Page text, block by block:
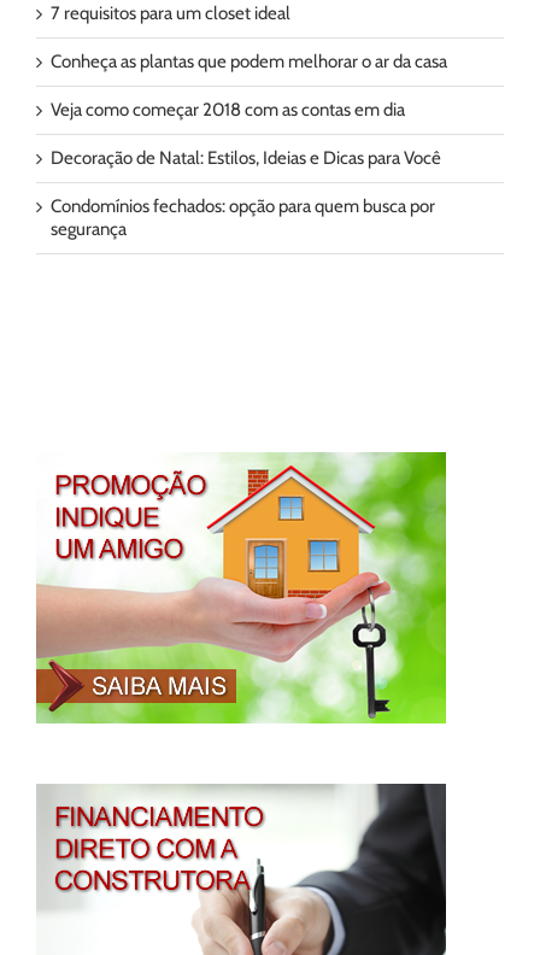
7 requisitos para um closet ideal
Conheça as plantas que podem melhorar o ar da casa
Veja como começar 2018 com as contas em dia
Decoração de Natal: Estilos, Ideias e Dicas para Você
Condomínios fechados: opção para quem busca por
segurança